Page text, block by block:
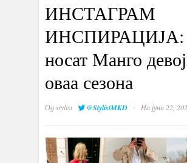
ИНСТАГРАМ
носат Манго
оваа сезона
Одstylist @StylistMKD · На јуни 22,